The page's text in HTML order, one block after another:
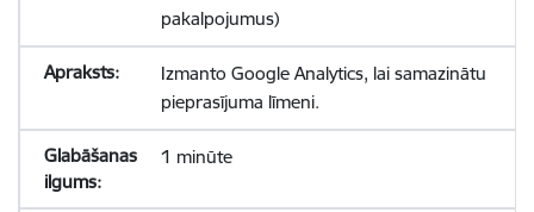
pakalpojumus)
Izmanto Google Analytics, lai samazinātu
pieprasījuma līmeni.
1 minūte